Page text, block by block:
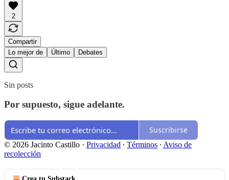
2
Compartir
Lo mejor de
Último Debates
Sin posts
Por supuesto, sigue adelante.
Suscribirse
© 2026 Jacinto Castillo · Privacidad ∙ Términos ∙ Aviso de
recolección